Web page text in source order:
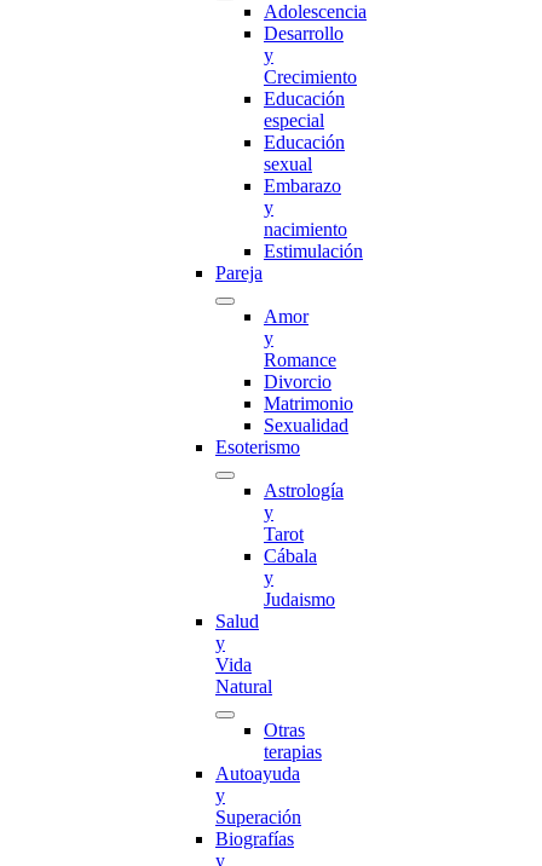
Adolescencia
Desarrollo
y
Crecimiento
Educación
especial
Educación
sexual
Embarazo
y
nacimiento
Estimulación
Pareja
Amor
y
Romance
Divorcio
Matrimonio
Sexualidad
Esoterismo
Astrología
y
Tarot
Cábala
y
Judaismo
Salud
y
Vida
Natural
Otras
terapias
Autoayuda
y
Superación
Biografías
y